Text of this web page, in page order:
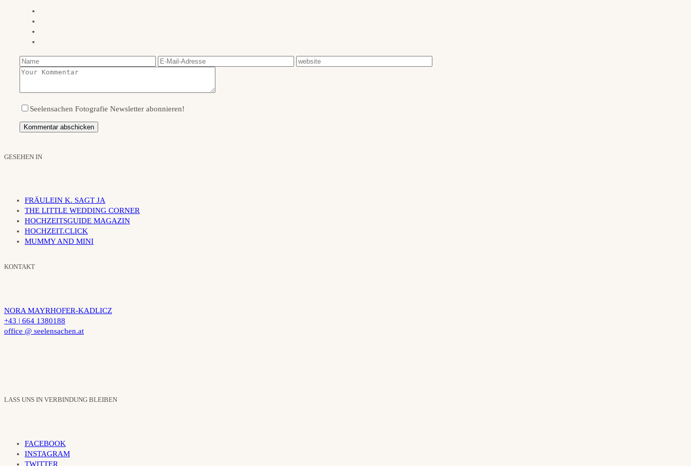
Seelensachen Fotografie Newsletter abonnieren!
GESEHEN IN
FRÄULEIN K. SAGT JA
THE LITTLE WEDDING CORNER
HOCHZEITSGUIDE MAGAZIN
HOCHZEIT.CLICK
MUMMY AND MINI
KONTAKT
NORA MAYRHOFER-KADLICZ
+43 | 664 1380188
office @ seelensachen.at
LASS UNS IN VERBINDUNG BLEIBEN
FACEBOOK
INSTAGRAM
TWITTER